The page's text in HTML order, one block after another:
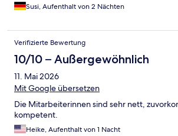
Susi, Aufenthalt von 2 Nächten
Verifizierte Bewertung
10/10 – Außergewöhnlich
11. Mai 2026
Mit Google übersetzen
Die Mitarbeiterinnen sind sehr nett,
kompetent.
Heike, Aufenthalt von 1 Nacht